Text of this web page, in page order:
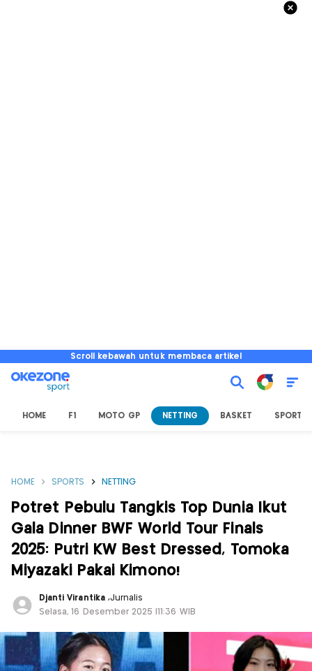
Scroll kebawah untuk membaca artikel
HOME F1 MOTO GP NETTING BASKET SPORT
HOME SPORTS NETTING
Potret Pebulu Tangkis Top Dunia Ikut
Gala Dinner BWF World Tour Finals
2025: Putri KW Best Dressed, Tomoka
Miyazaki Pakai Kimono!
Djanti Virantika ,Jurnalis
Selasa, 16 Desember 2025 |11:36 WIB